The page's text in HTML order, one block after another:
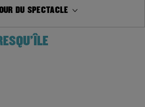
DU SPECTACLE